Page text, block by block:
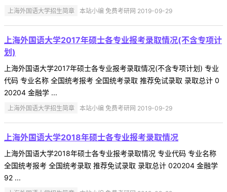
上海外国语大学招生简章 本站小编 免费考研网 2019-09-29
上海外国语大学2017年硕士各专业报考录取情况(不含专项计
划)
上海外国语大学2017年硕士各专业报考录取情况(不含专项计划) 专业
代码 专业名称 全国统考报考 全国统考录取 推荐免试录取 录取总计 0
20204 金融学 ...
上海外国语大学招生简章 本站小编 免费考研网 2019-09-29
上海外国语大学2018年硕士各专业报考录取情况
上海外国语大学2018年硕士各专业报考录取情况 专业代码 专业名称
全国统考报考 全国统考录取 推荐免试录取 录取总计 020204 金融学
92 ...